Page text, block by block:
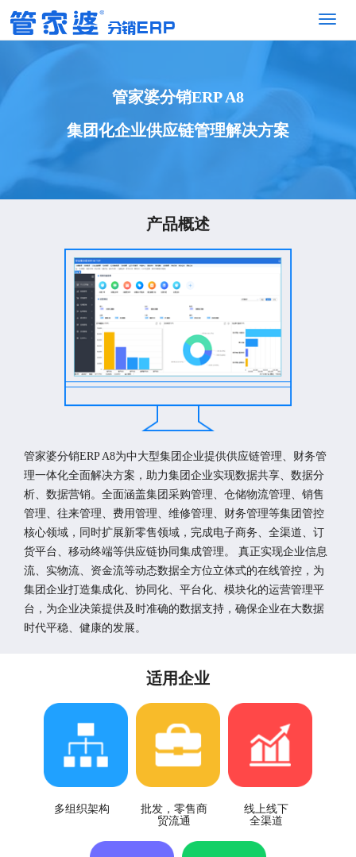
管家婆分销ERP A8
集团化企业供应链管理解决方案
产品概述
管家婆分销ERP A8为中大型集团企业提供供应链管理、财务管
理一体化全面解决方案，助力集团企业实现数据共享、数据分
析、数据营销。全面涵盖集团采购管理、仓储物流管理、销售
管理、往来管理、费用管理、维修管理、财务管理等集团管控
核心领域，同时扩展新零售领域，完成电子商务、全渠道、订
货平台、移动终端等供应链协同集成管理。 真正实现企业信息
流、实物流、资金流等动态数据全方位立体式的在线管控，为
集团企业打造集成化、协同化、平台化、模块化的运营管理平
台，为企业决策提供及时准确的数据支持，确保企业在大数据
时代平稳、健康的发展。
适用企业
多组织架构
批发，零售商
贸流通
线上线下
全渠道